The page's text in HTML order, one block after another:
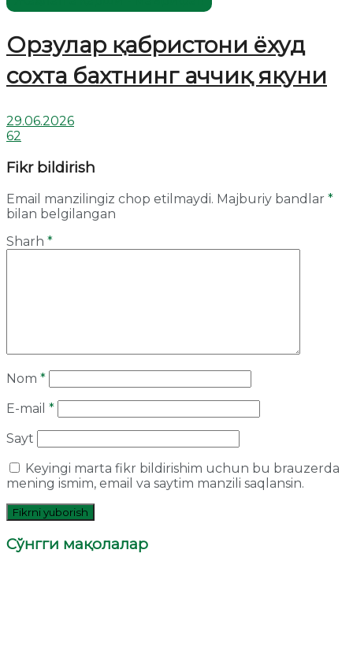
Орзулар қабристони ёхуд
сохта бахтнинг аччиқ якуни
29.06.2026
62
Fikr bildirish
Email manzilingiz chop etilmaydi. Majburiy bandlar *
bilan belgilangan
Sharh *
Nom *
E-mail *
Sayt
Keyingi marta fikr bildirishim uchun bu brauzerda
mening ismim, email va saytim manzili saqlansin.
Сўнгги мақолалар